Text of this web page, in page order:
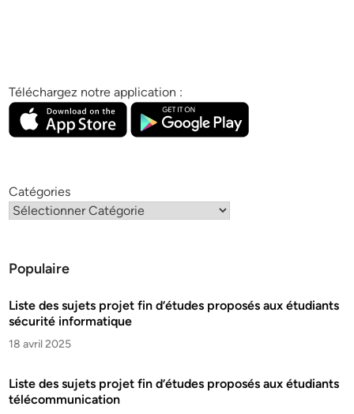
Téléchargez notre application :
Catégories
Populaire
Liste des sujets projet fin d’études proposés aux étudiants
sécurité informatique
18 avril 2025
Liste des sujets projet fin d’études proposés aux étudiants
télécommunication